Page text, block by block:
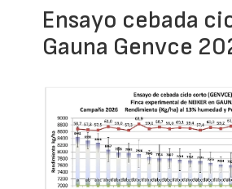
Ensayo cebada
Gauna Genvce